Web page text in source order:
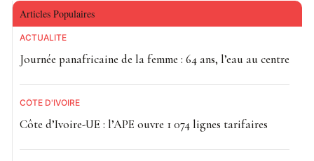
Articles Populaires
ACTUALITE
Journée panafricaine de la femme : 64 ans, l’eau au centre
CÔTE D'IVOIRE
Côte d’Ivoire-UE : l’APE ouvre 1 074 lignes tarifaires